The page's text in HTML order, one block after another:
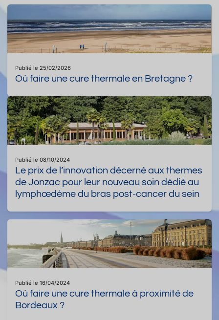
Publié le 25/02/2026
Où faire une cure thermale en Bretagne ?
Publié le 08/10/2024
Le prix de l’innovation décerné aux thermes
de Jonzac pour leur nouveau soin dédié au
lymphœdème du bras post-cancer du sein
Publié le 16/04/2024
Où faire une cure thermale à proximité de
Bordeaux ?